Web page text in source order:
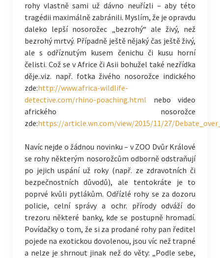
rohy vlastně sami už dávno neuřízli – aby této
tragédii maximálně zabránili. Myslím, že je opravdu
daleko lepší nosorožec „bezrohý“ ale živý, než
bezrohý mrtvý. Případně ještě nějaký čas ještě živý,
ale s odříznutým kusem čenichu či kusu horní
čelisti. Což se v Africe či Asii bohužel také nezřídka
děje..viz. např. fotka živého nosorožce indického
zde:http://www.africa-wildlife-
detective.com/rhino-poaching.html nebo video
afrického nosorožce
zde:https://article.wn.com/view/2015/11/27/
Navíc nejde o žádnou novinku – v ZOO Dvůr Králové
se rohy některým nosorožcům odborně odstraňují
po jejich uspání už roky (např. ze zdravotních či
bezpečnostních důvodů), ale tentokráte je to
poprvé kvůli pytlákům. Odřízlé rohy se za dozoru
policie, celní správy a ochr. přírody odváží do
trezoru některé banky, kde se postupně hromadí.
Povídačky o tom, že si za prodané rohy pan ředitel
pojede na exotickou dovolenou, jsou víc než trapné
a nelze je shrnout jinak než do věty: „Podle sebe,